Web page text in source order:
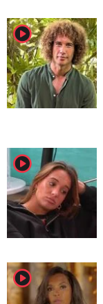
player2
player2
player2